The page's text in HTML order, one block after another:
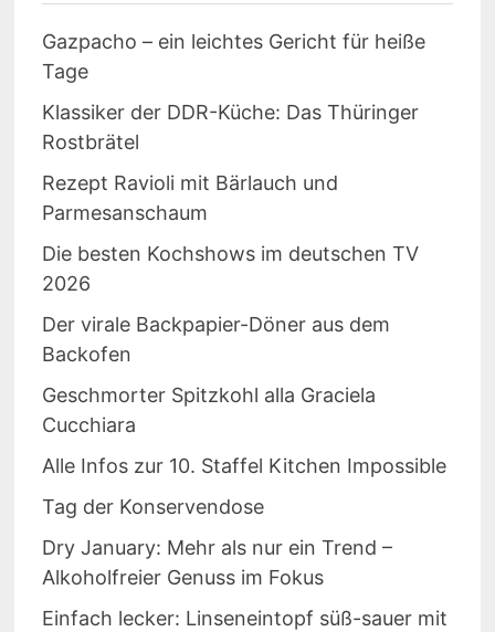
Gazpacho – ein leichtes Gericht für heiße
Tage
Klassiker der DDR-Küche: Das Thüringer
Rostbrätel
Rezept Ravioli mit Bärlauch und
Parmesanschaum
Die besten Kochshows im deutschen TV
2026
Der virale Backpapier-Döner aus dem
Backofen
Geschmorter Spitzkohl alla Graciela
Cucchiara
Alle Infos zur 10. Staffel Kitchen Impossible
Tag der Konservendose
Dry January: Mehr als nur ein Trend –
Alkoholfreier Genuss im Fokus
Einfach lecker: Linseneintopf süß-sauer mit